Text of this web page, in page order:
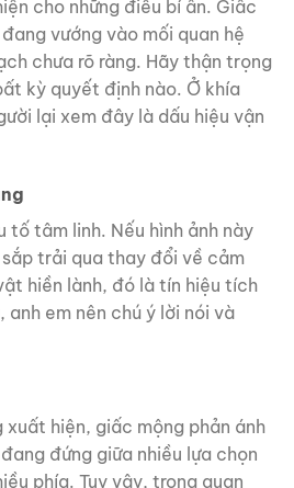
cho những điều bí ẩn. Giấc
vướng vào mối quan hệ
chưa rõ ràng. Hãy thận trọng
kỳ quyết định nào. Ở khía
lại xem đây là dấu hiệu vận
tố tâm linh. Nếu hình ảnh này
trải qua thay đổi về cảm
hiền lành, đó là tín hiệu tích
em nên chú ý lời nói và
xuất hiện, giấc mộng phản ánh
đứng giữa nhiều lựa chọn
phía. Tuy vậy, trong quan